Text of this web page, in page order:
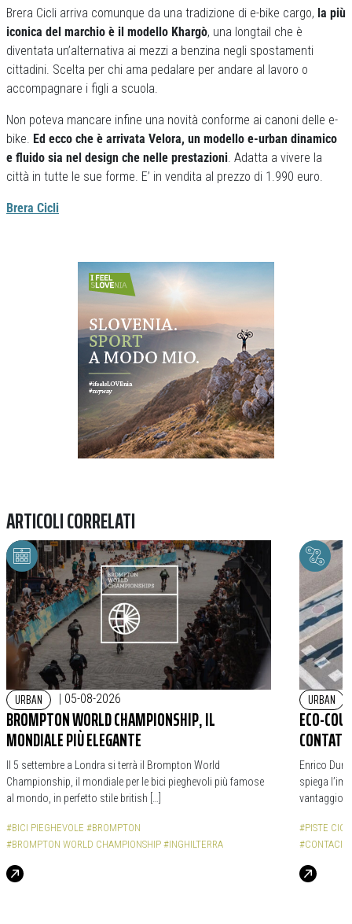
Brera Cicli arriva comunque da una tradizione di e-bike cargo, la più
iconica del marchio è il modello Khargò, una longtail che è
diventata un’alternativa ai mezzi a benzina negli spostamenti
cittadini. Scelta per chi ama pedalare per andare al lavoro o
accompagnare i figli a scuola.
Non poteva mancare infine una novità conforme ai canoni delle e-
bike. Ed ecco che è arrivata Velora, un modello e-urban dinamico
e fluido sia nel design che nelle prestazioni. Adatta a vivere la
città in tutte le sue forme. E’ in vendita al prezzo di 1.990 euro.
Brera Cicli
Previous
ARTICOLI CORRELATI
URBAN | 05-08-2026
BROMPTON WORLD CHAMPIONSHIP, IL
MONDIALE PIÙ ELEGANTE
Il 5 settembre a Londra si terrà il Brompton World
Championship, il mondiale per le bici pieghevoli più famose
al mondo, in perfetto stile british […]
#BICI PIEGHEVOLE #BROMPTON
#BROMPTON WORLD CHAMPIONSHIP #INGHILTERRA
URBAN
ECO-
Enrico
spiega
vantaggio
#PISTE